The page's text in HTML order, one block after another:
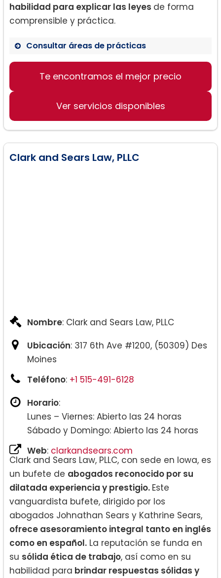
habilidad para explicar las leyes de forma
comprensible y práctica.
Consultar áreas de prácticas
Asesoría en creación de negocios
Habilitación de LLCs
Guía para startups
Te encontramos el mejor precio
Ver servicios disponibles
Clark and Sears Law, PLLC
Nombre: Clark and Sears Law, PLLC
Ubicación: 317 6th Ave #1200, (50309) Des
Moines
Teléfono: +1 515-491-6128
Horario:
Lunes – Viernes: Abierto las 24 horas
Sábado y Domingo: Abierto las 24 horas
Web: clarkandsears.com
Clark and Sears Law, PLLC, con sede en Iowa, es
un bufete de abogados reconocido por su
dilatada experiencia y prestigio. Este
vanguardista bufete, dirigido por los
abogados Johnathan Sears y Kathrine Sears,
ofrece asesoramiento integral tanto en inglés
como en español. La reputación se funda en
su sólida ética de trabajo, así como en su
habilidad para brindar respuestas sólidas y